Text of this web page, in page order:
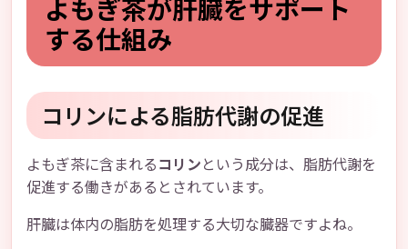
よもぎ茶が肝臓をサポート
する仕組み
コリンによる脂肪代謝の促進
よもぎ茶に含まれるコリンという成分は、脂肪代謝を
促進する働きがあるとされています。
肝臓は体内の脂肪を処理する大切な臓器ですよね。